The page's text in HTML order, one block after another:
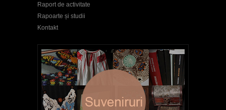
Raport de activitate
Rapoarte și studii
Kontakt